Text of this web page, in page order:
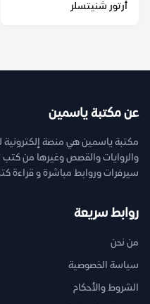
أرتور شنيتسلر
عن مكتبة ياسمين
مكتبة ياسمين هي منصة إلكترونية
سيرفرات وروابط مباشرة و قراءة
روابط سريعة
من نحن
سياسة الخصوصية
الشروط والأحكام